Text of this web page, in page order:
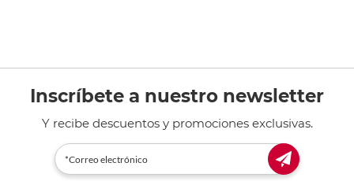
Inscríbete a nuestro newsletter
Y recibe descuentos y promociones exclusivas.